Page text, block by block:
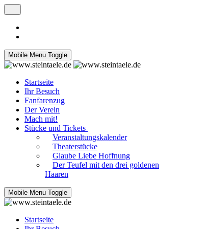
Mobile Menu Toggle
Startseite
Ihr Besuch
Fanfarenzug
Der Verein
Mach mit!
Stücke und Tickets
Veranstaltungskalender
Theaterstücke
Glaube Liebe Hoffnung
Der Teufel mit den drei goldenen
Haaren
Mobile Menu Toggle
Startseite